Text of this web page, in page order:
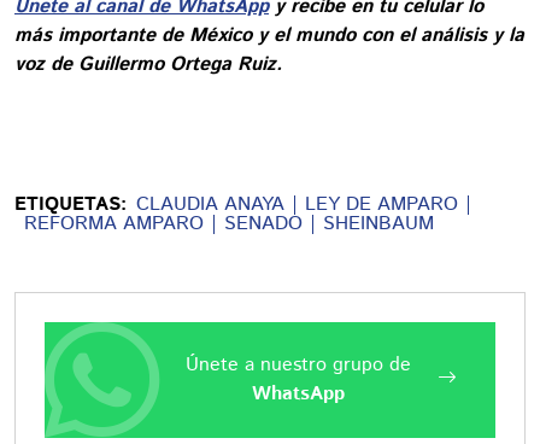
Únete al canal de WhatsAppy recibe en tu celular lo
más importante de México y el mundo con el análisis y la
voz de Guillermo Ortega Ruiz.
ETIQUETAS: CLAUDIA ANAYA LEY DE AMPARO
REFORMA AMPARO SENADO SHEINBAUM
Únete a nuestro grupo de
WhatsApp